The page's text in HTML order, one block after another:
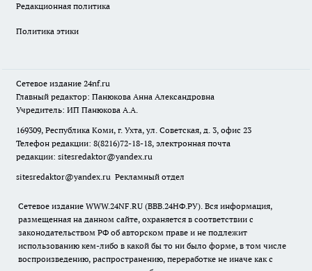
Редакционная политика
Политика этики
Сетевое издание 24nf.ru
Главный редактор: Панюкова Анна Александровна
Учредитель: ИП Панюкова А.А.
169309, Республика Коми, г. Ухта, ул. Советская, д. 3, офис 23
Телефон редакции: 8(8216)72-18-18, электронная почта
редакции: sitesredaktor@yandex.ru
sitesredaktor@yandex.ru Рекламный отдел
Сетевое издание WWW.24NF.RU (ВВВ.24НФ.РУ). Вся информация,
размещенная на данном сайте, охраняется в соответствии с
законодательством РФ об авторском праве и не подлежит
использованию кем-либо в какой бы то ни было форме, в том числе
воспроизведению, распространению, переработке не иначе как с